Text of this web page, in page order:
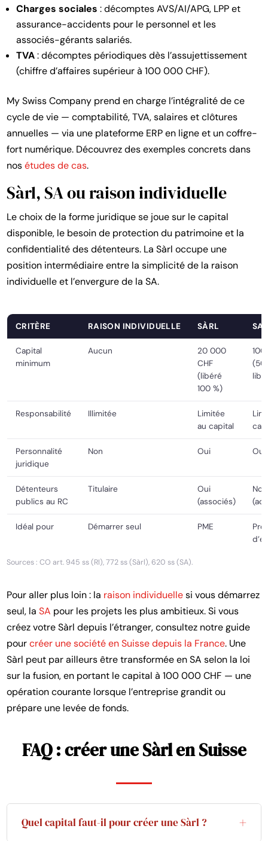
Charges sociales : décomptes AVS/AI/APG, LPP et
assurance-accidents pour le personnel et les
associés-gérants salariés.
TVA: décomptes périodiques dès l’assujettissement
(chiffre d’affaires supérieur à 100 000 CHF).
My Swiss Company prend en charge l’intégralité de ce
cycle de vie — comptabilité, TVA, salaires et clôtures
annuelles — via une plateforme ERP en ligne et un coffre-
fort numérique. Découvrez des exemples concrets dans
nosétudes de cas.
Sàrl, SA ou raison individuelle
Le choix de la forme juridique se joue sur le capital
disponible, le besoin de protection du patrimoine et la
confidentialité des détenteurs. La Sàrl occupe une
position intermédiaire entre la simplicité de la raison
individuelle et l’envergure de la SA.
CRITÈRE RAISON INDIVIDUELLE SÀRL SA
Capital
minimum
Aucun
20 000
CHF
(libéré
100 %)
(50
Responsabilité Illimitée
Limitée
au capital
Personnalité
juridique
Non Oui Oui
Détenteurs
publics au RC
Titulaire
Oui
(associés)
Non
Idéal pour Démarrer seul PME
Sources : CO art. 945 ss (RI), 772 ss (Sàrl), 620 ss (SA).
Pour aller plus loin : la raison individuellesi vous démarrez
seul, laSA pour les projets les plus ambitieux. Si vous
créez votre Sàrl depuis l’étranger, consultez notre guide
pourcréer une société en Suisse depuis la France. Une
Sàrl peut par ailleurs être transformée en SA selon la loi
sur la fusion, en portant le capital à 100 000 CHF — une
opération courante lorsque l’entreprise grandit ou
prépare une levée de fonds.
FAQ : créer une Sàrl en Suisse
Quel capital faut-il pour créer une Sàrl ?